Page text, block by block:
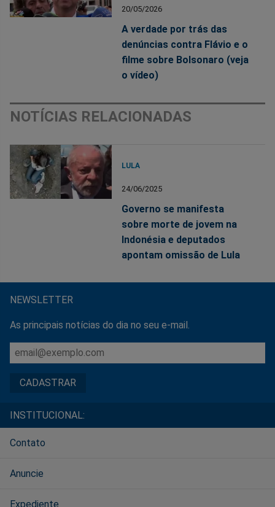
20/05/2026
A verdade por trás das
denúncias contra Flávio e o
filme sobre Bolsonaro (veja
o vídeo)
NOTÍCIAS RELACIONADAS
LULA
24/06/2025
Governo se manifesta
sobre morte de jovem na
Indonésia e deputados
apontam omissão de Lula
NEWSLETTER
As principais notícias do dia no seu e-mail.
INSTITUCIONAL:
Contato
Anuncie
Expediente